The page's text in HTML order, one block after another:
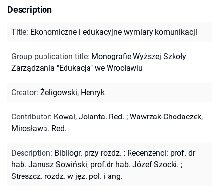
Description
Title: Ekonomiczne i edukacyjne wymiary komunikacji
Group publication title: Monografie Wyższej Szkoły
Zarządzania "Edukacja" we Wrocławiu
Creator: Żeligowski, Henryk
Contributor: Kowal, Jolanta. Red. ; Wawrzak-Chodaczek,
Mirosława. Red.
Description: Bibliogr. przy rozdz. ; Recenzenci: prof. dr
hab. Janusz Sowiński, prof.dr hab. Józef Szocki. ;
Streszcz. rozdz. w jęz. pol. i ang.